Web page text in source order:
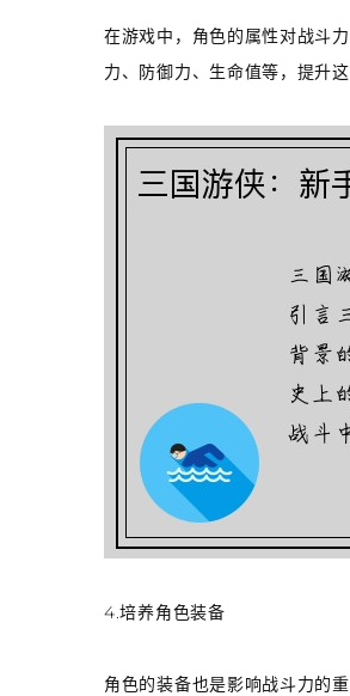
在游戏中，角色的属性对战斗
力、防御力、生命值等，提升
4.培养角色装备
角色的装备也是影响战斗力的